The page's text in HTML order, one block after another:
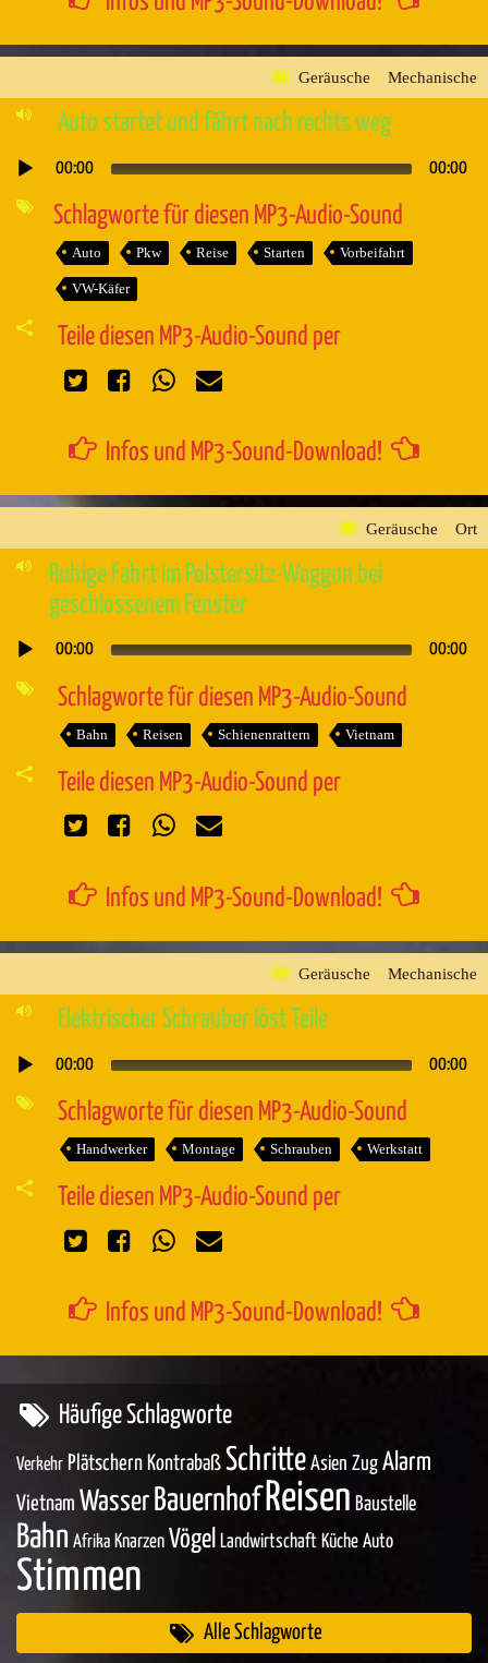
Geräusche » Mechanische
Auto startet und fährt nach rechts weg
Audio-
00:00 00:00
Schlagworte für diesen MP3-Audio-Sound
Auto Pkw Reise Starten Vorbeifahrt
VW-Käfer
Teile diesen MP3-Audio-Sound per
Infos und MP3-Sound-Download!
Geräusche » Ort
Ruhige Fahrt im Polstersitz-Waggon bei
geschlossenem Fenster
Audio-
00:00 00:00
Schlagworte für diesen MP3-Audio-Sound
Bahn Reisen Schienenrattern Vietnam
Teile diesen MP3-Audio-Sound per
Infos und MP3-Sound-Download!
Geräusche » Mechanische
Elektrischer Schrauber löst Teile
Audio-
00:00 00:00
Schlagworte für diesen MP3-Audio-Sound
Handwerker Montage Schrauben Werkstatt
Teile diesen MP3-Audio-Sound per
Infos und MP3-Sound-Download!
Häufige Schlagworte
Verkehr Plätschern Kontrabaß Schritte Asien Zug Alarm
Vietnam Wasser Bauernhof Reisen Baustelle
Bahn Afrika Knarzen Vögel Landwirtschaft Küche Auto
Stimmen
Alle Schlagworte